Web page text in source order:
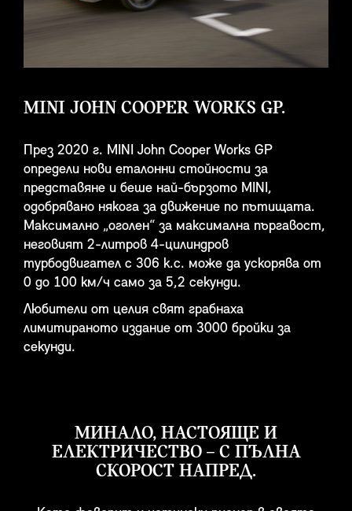
MINI JOHN COOPER WORKS GP.
През 2020 г. MINI John Cooper Works GP
определи нови еталонни стойности за
представяне и беше най-бързото MINI,
одобрявано някога за движение по пътищата.
Максимално „оголен“ за максимална пъргавост,
неговият 2-литров 4-цилиндров
турбодвигател с 306 к.с. може да ускорява от
0 до 100 км/ч само за 5,2 секунди.
Любители от целия свят грабнаха
лимитираното издание от 3000 бройки за
секунди.
МИНАЛО, НАСТОЯЩЕ И
ЕЛЕКТРИЧЕСТВО – С ПЪЛНА
СКОРОСТ НАПРЕД.